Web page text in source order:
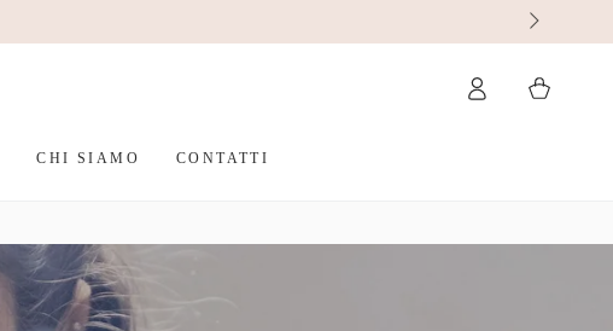
CHI SIAMO CONTATTI
Accesso Carello